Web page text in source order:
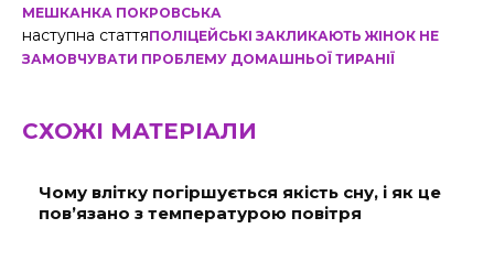
МЕШКАНКА ПОКРОВСЬКА
наступна статтяПОЛІЦЕЙСЬКІ ЗАКЛИКАЮТЬ ЖІНОК НЕ
ЗАМОВЧУВАТИ ПРОБЛЕМУ ДОМАШНЬОЇ ТИРАНІЇ
СХОЖІ МАТЕРІАЛИ
Чому влітку погіршується якість сну, і як це
пов’язано з температурою повітря